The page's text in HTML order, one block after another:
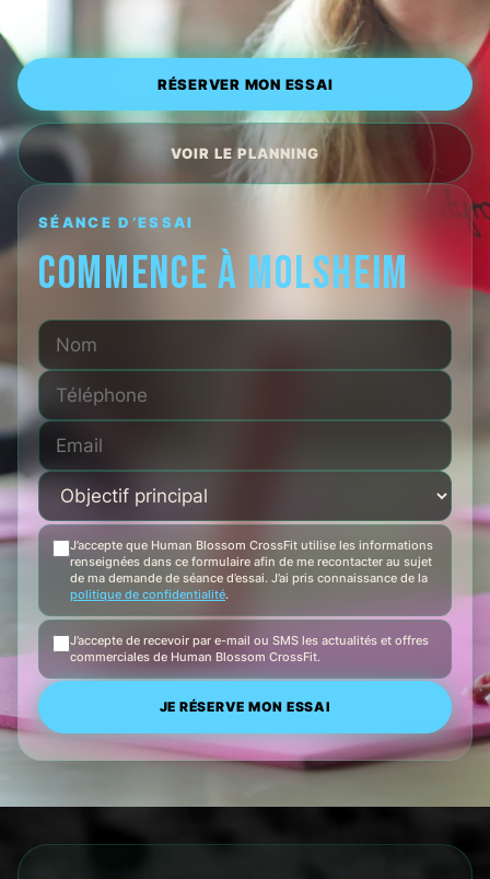
RÉSERVER MON ESSAI
VOIR LE PLANNING
SÉANCE D’ESSAI
COMMENCE À MOLSHEIM
J’accepte que Human Blossom CrossFit utilise les informations
renseignées dans ce formulaire afin de me recontacter au sujet
de ma demande de séance d’essai. J’ai pris connaissance de la
politique de confidentialité.
J’accepte de recevoir par e-mail ou SMS les actualités et offres
commerciales de Human Blossom CrossFit.